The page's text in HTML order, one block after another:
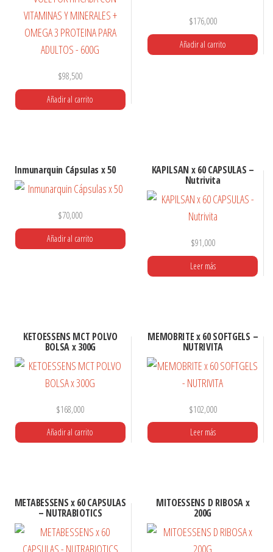
se
pueden
$98,500
Añadir al carrito
$176,000
Añadir al carrito
Inmunarquin Cápsulas x 50
$70,000
Añadir al carrito
KAPILSAN x 60 CAPSULAS –
Nutrivita
$91,000
Leer más
KETOESSENS MCT POLVO
BOLSA x 300G
$168,000
Añadir al carrito
MEMOBRITE x 60 SOFTGELS –
NUTRIVITA
$102,000
Leer más
METABESSENS x 60 CAPSULAS
– NUTRABIOTICS
MITOESSENS D RIBOSA x
200G